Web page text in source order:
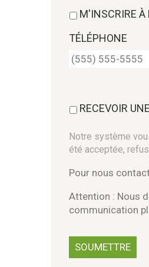
M'INSCRIRE À
TÉLÉPHONE
RECEVOIR
Notre système
été acceptée,
Pour nous
Attention : Nous
communication